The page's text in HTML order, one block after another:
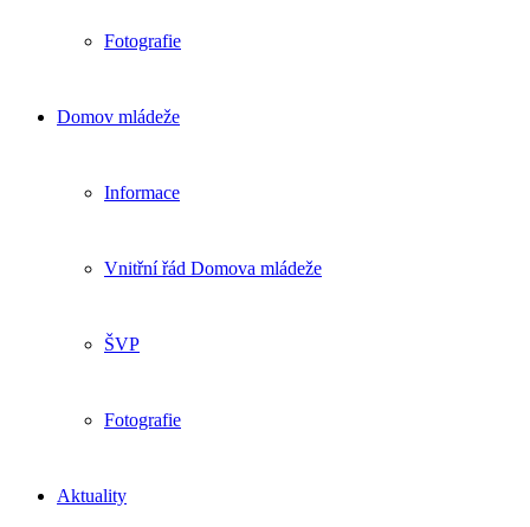
Fotografie
Domov mládeže
Informace
Vnitřní řád Domova mládeže
ŠVP
Fotografie
Aktuality